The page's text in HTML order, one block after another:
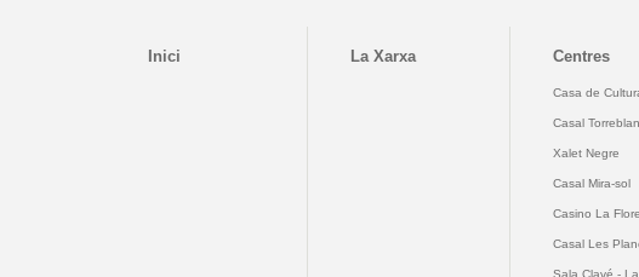
Inici La Xarxa Centres
Casa de
Casal
Xalet Negre
Casal Mira-sol
Casino La
Casal Les
Sala Clavé -